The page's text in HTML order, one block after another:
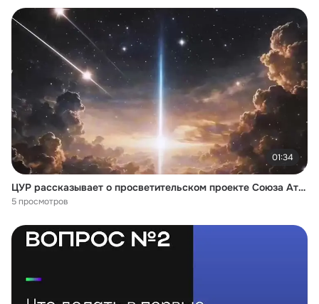
01:34
ЦУР рассказывает о просветительском проекте Союза Атомные города
5 просмотров